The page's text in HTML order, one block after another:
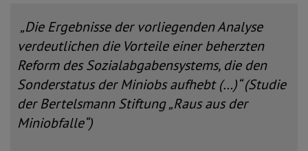
„Die Ergebnisse der vorliegenden Analyse
verdeutlichen die Vorteile einer beherzten
Reform des Sozialabgabensystems, die den
Sonderstatus der Miniobs aufhebt (…)“ (Studie
der Bertelsmann Stiftung „Raus aus der
Miniobfalle“)